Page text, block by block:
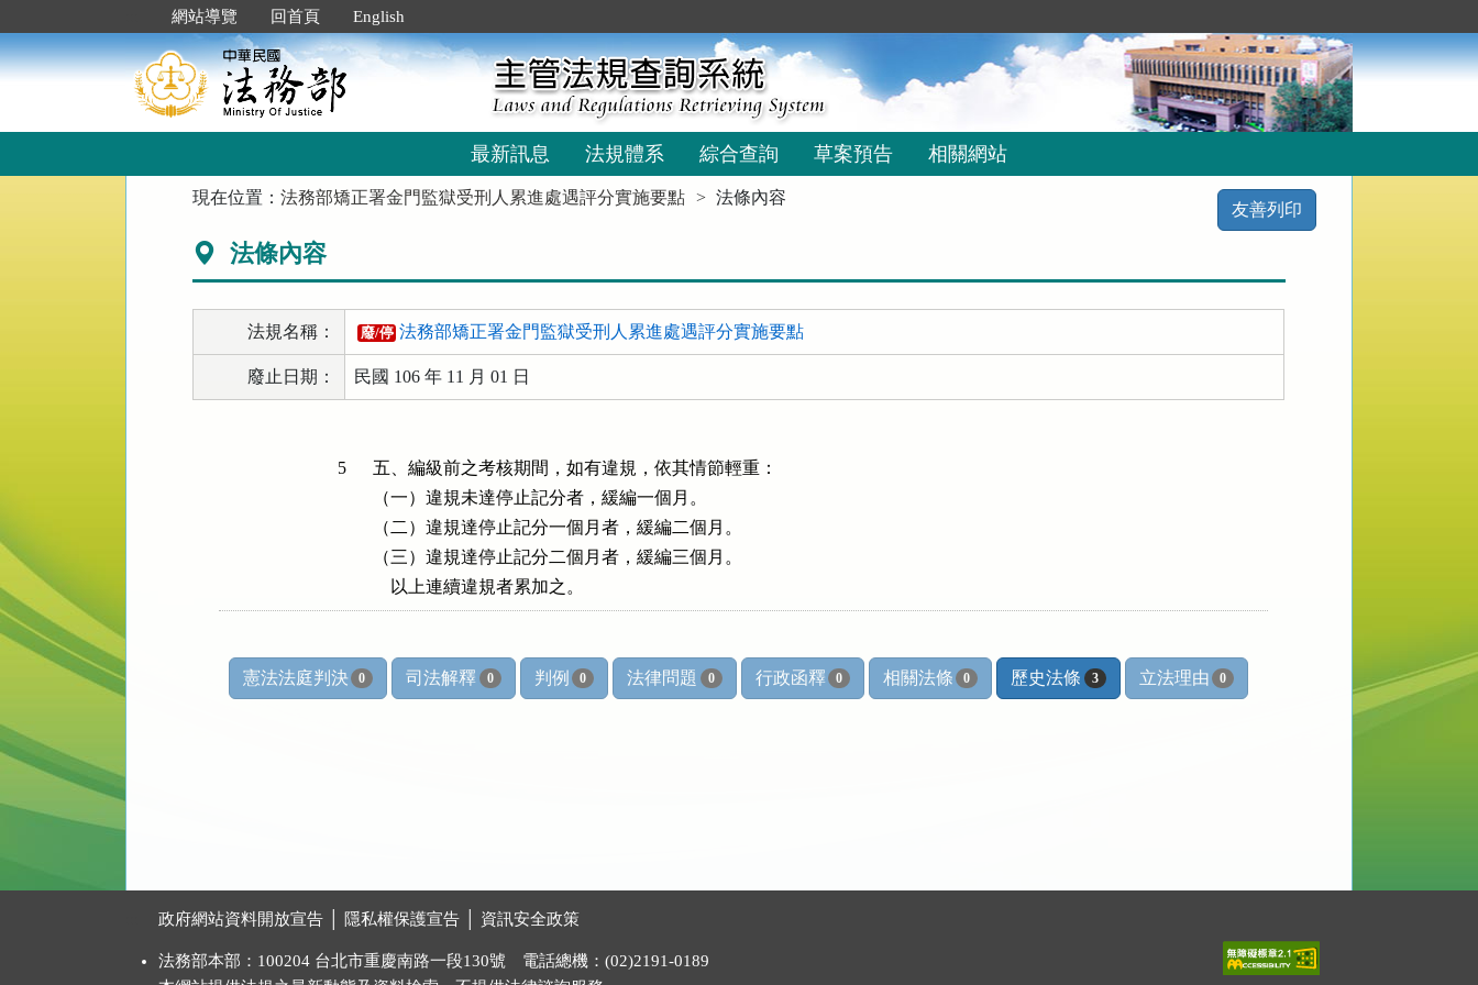
到
主
要
網站導覽 回首頁 English
最新訊息 法規體系 綜合查詢 草案預告 相關網站
現在位置：法務部矯正署金門監獄受刑人累進處遇評分實施要點 法條內容
友善列印
法條內容
法規名稱： 廢/停 法務部矯正署金門監獄受刑人累進處遇評分實施要點
廢止日期： 民國 106 年 11 月 01 日
5
五、編級前之考核期間，如有違規，依其情節輕重：
（一）違規未達停止記分者，緩編一個月。
（二）違規達停止記分一個月者，緩編二個月。
（三）違規達停止記分二個月者，緩編三個月。
    以上連續違規者累加之。
憲法法庭判決 0 司法解釋 0 判例 0 法律問題 0 行政函釋 0 相關法條 0 歷史法條 3 立法理由 0
政府網站資料開放宣告 隱私權保護宣告 資訊安全政策
法務部本部：100204 台北市重慶南路一段130號 電話總機：(02)2191-0189